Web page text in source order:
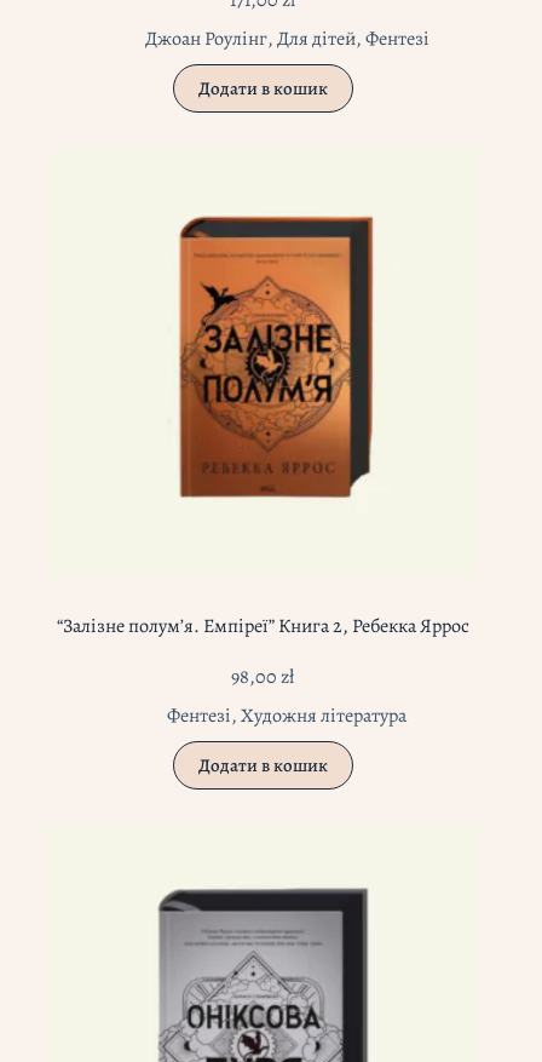
Джоан Роулінг,Для дітей,Фентезі
Додати в кошик
“Залізне полум’я. Емпіреї” Книга 2, Ребекка Яррос
98,00zł
Фентезі,Художня література
Додати в кошик